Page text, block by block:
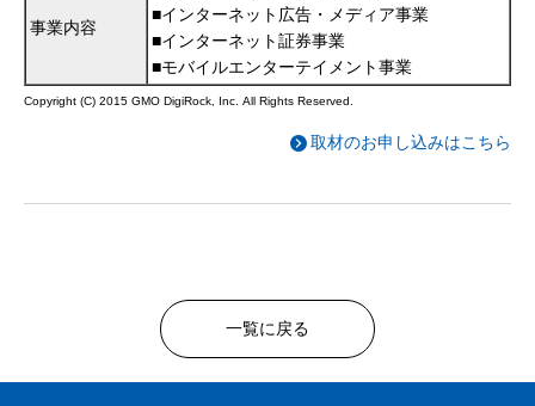
事業内容
■インターネット広告・メディア事業
■インターネット証券事業
■モバイルエンターテイメント事業
Copyright (C) 2015 GMO DigiRock, Inc. All Rights Reserved.
取材のお申し込みはこちら
一覧に戻る